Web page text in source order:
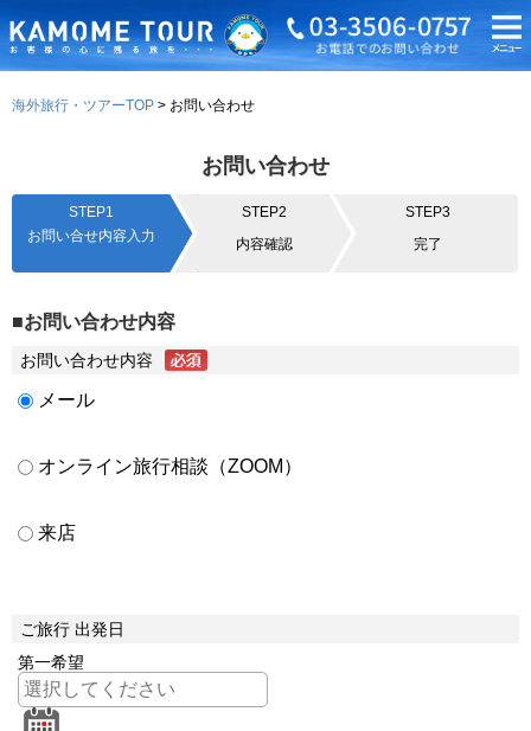
海外旅行・ツアーTOP お問い合わせ
お問い合わせ
STEP1
お問い合せ内容入力
STEP2
内容確認
STEP3
完了
■お問い合わせ内容
お問い合わせ内容
メール
オンライン旅行相談（ZOOM）
来店
ご旅行 出発日
第一希望